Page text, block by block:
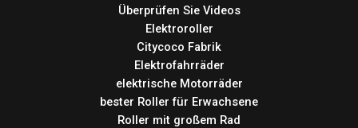
Überprüfen Sie Videos
Elektroroller
Citycoco Fabrik
Elektrofahrräder
elektrische Motorräder
bester Roller für Erwachsene
Roller mit großem Rad